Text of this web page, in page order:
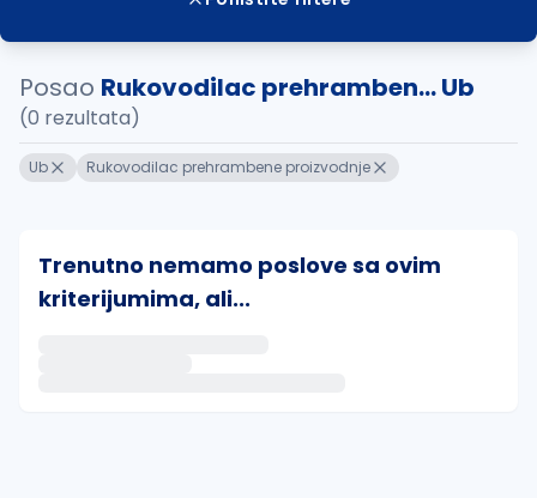
Posao Rukovodilac prehramben... Ub
(0 rezultata)
Ub Rukovodilac prehrambene proizvodnje
Trenutno nemamo poslove sa ovim
kriterijumima, ali...